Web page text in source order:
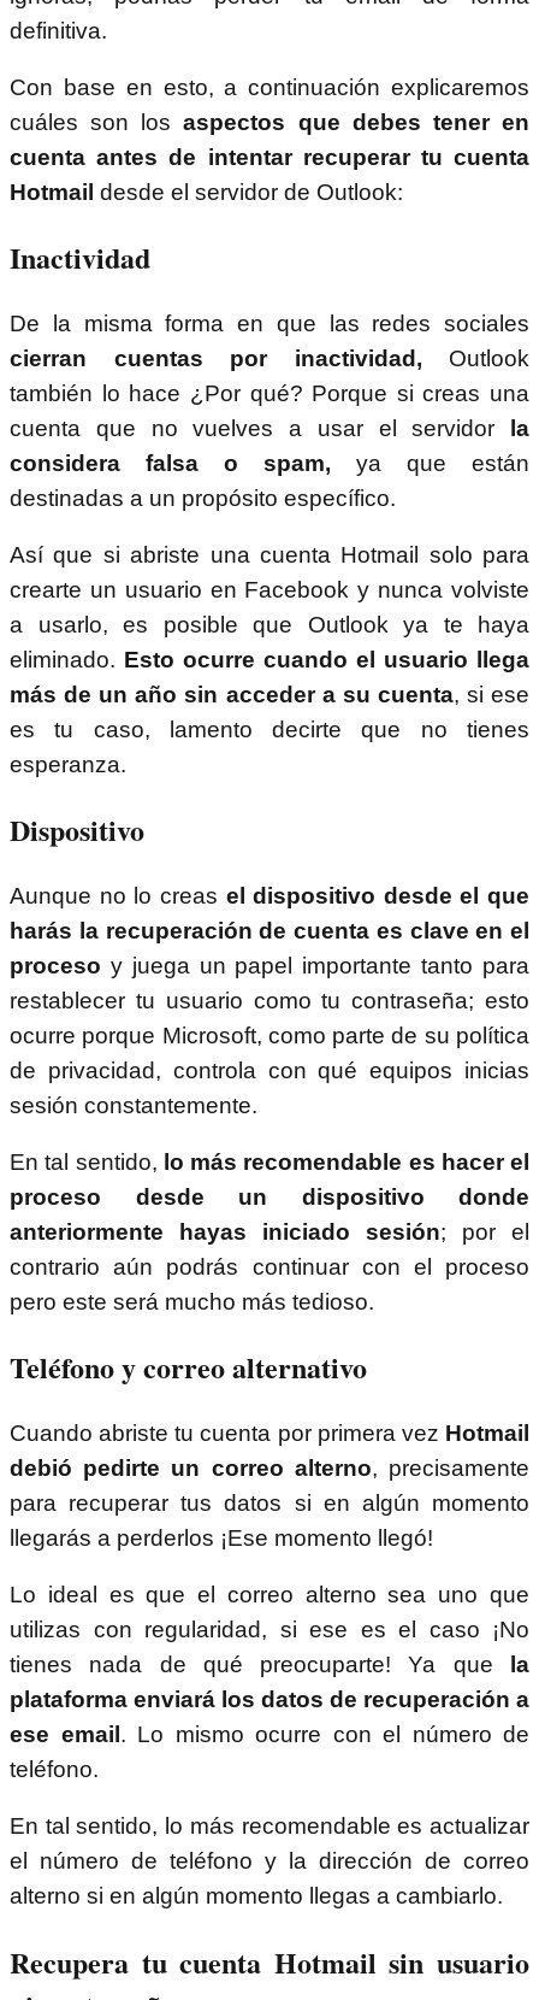
definitiva.
Con base en esto, a continuación explicaremos
cuáles son losaspectos que debes tener en
cuenta antes de intentar recuperar tu cuenta
Hotmail desde el servidor de Outlook:
Inactividad
De la misma forma en que las redes sociales
cierran cuentas por inactividad, Outlook
también lo hace ¿Por qué? Porque si creas una
cuenta que no vuelves a usar el servidor
la
considera falsa o spam, ya que están
destinadas a un propósito específico.
Así que si abriste una cuenta Hotmail solo para
crearte un usuario en Facebook y nunca volviste
a usarlo, es posible que Outlook ya te haya
eliminado. Esto ocurre cuando el usuario llega
más de un año sin acceder a su cuenta, si ese
es tu caso, lamento decirte que no tienes
esperanza.
Dispositivo
Aunque no lo creas el dispositivo desde el que
harás la recuperación de cuenta es clave en el
proceso y juega un papel importante tanto para
restablecer tu usuario como tu contraseña; esto
ocurre porque Microsoft, como parte de su política
de privacidad, controla con qué equipos inicias
sesión constantemente.
En tal sentido, lo más recomendable es hacer el
proceso desde un dispositivo donde
anteriormente hayas iniciado sesión; por el
contrario aún podrás continuar con el proceso
pero este será mucho más tedioso.
Teléfono y correo alternativo
Cuando abriste tu cuenta por primera vez Hotmail
debió pedirte un correo alterno, precisamente
para recuperar tus datos si en algún momento
llegarás a perderlos ¡Ese momento llegó!
Lo ideal es que el correo alterno sea uno que
utilizas con regularidad, si ese es el caso ¡No
tienes nada de qué preocuparte! Ya que
la
plataforma enviará los datos de recuperación a
ese email . Lo mismo ocurre con el número de
teléfono.
En tal sentido, lo más recomendable es actualizar
el número de teléfono y la dirección de correo
alterno si en algún momento llegas a cambiarlo.
Recupera tu cuenta Hotmail sin usuario